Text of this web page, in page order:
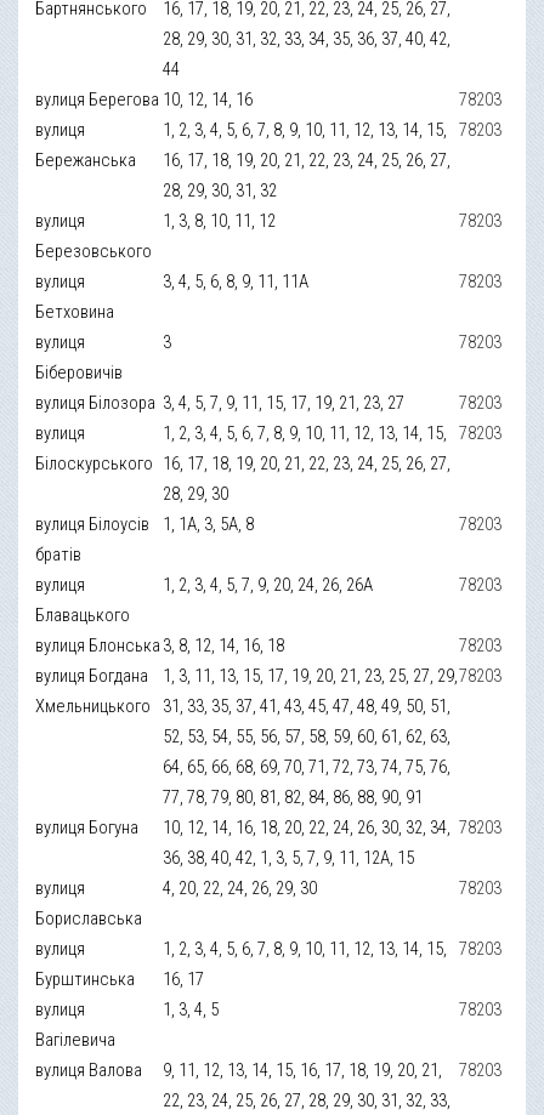
Бартнянського
16, 17, 18, 19, 20, 21, 22, 23, 24, 25, 26, 27,
28, 29, 30, 31, 32, 33, 34, 35, 36, 37, 40, 42,
44
вулиця Берегова 10, 12, 14, 16
78203
вулиця
Бережанська
1, 2, 3, 4, 5, 6, 7, 8, 9, 10, 11, 12, 13, 14, 15,
16, 17, 18, 19, 20, 21, 22, 23, 24, 25, 26, 27,
28, 29, 30, 31, 32
78203
вулиця
Березовського
1, 3, 8, 10, 11, 12 78203
вулиця
Бетховина
3, 4, 5, 6, 8, 9, 11, 11А 78203
вулиця
Біберовичів
3 78203
вулиця Білозора 3, 4, 5, 7, 9, 11, 15, 17, 19, 21, 23, 27
78203
вулиця
Білоскурського
1, 2, 3, 4, 5, 6, 7, 8, 9, 10, 11, 12, 13, 14, 15,
16, 17, 18, 19, 20, 21, 22, 23, 24, 25, 26, 27,
28, 29, 30
78203
вулиця Білоусів
братів
1, 1А, 3, 5А, 8 78203
вулиця
Блавацького
1, 2, 3, 4, 5, 7, 9, 20, 24, 26, 26А 78203
вулиця Блонська 3, 8, 12, 14, 16, 18
78203
вулиця Богдана
Хмельницького
1, 3, 11, 13, 15, 17, 19, 20, 21, 23, 25, 27, 29,
31, 33, 35, 37, 41, 43, 45, 47, 48, 49, 50, 51,
52, 53, 54, 55, 56, 57, 58, 59, 60, 61, 62, 63,
64, 65, 66, 68, 69, 70, 71, 72, 73, 74, 75, 76,
77, 78, 79, 80, 81, 82, 84, 86, 88, 90, 91
78203
вулиця Богуна
10, 12, 14, 16, 18, 20, 22, 24, 26, 30, 32, 34,
36, 38, 40, 42, 1, 3, 5, 7, 9, 11, 12А, 15
78203
вулиця
Бориславська
4, 20, 22, 24, 26, 29, 30 78203
вулиця
Бурштинська
1, 2, 3, 4, 5, 6, 7, 8, 9, 10, 11, 12, 13, 14, 15,
16, 17
78203
вулиця
Вагілевича
1, 3, 4, 5 78203
вулиця Валова
9, 11, 12, 13, 14, 15, 16, 17, 18, 19, 20, 21,
22, 23, 24, 25, 26, 27, 28, 29, 30, 31, 32, 33,
78203